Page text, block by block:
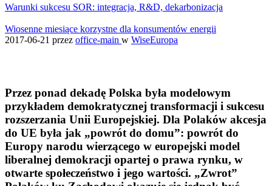
Warunki sukcesu SOR: integracja, R&D, dekarbonizacja
Wiosenne miesiące korzystne dla konsumentów energii
2017-06-21 przez office-main w WiseEuropa
Przez ponad dekadę Polska była modelowym
przykładem demokratycznej transformacji i sukcesu
rozszerzania Unii Europejskiej. Dla Polaków akcesja
do UE była jak „powrót do domu”: powrót do
Europy narodu wierzącego w europejski model
liberalnej demokracji opartej o prawa rynku, w
otwarte społeczeństwo i jego wartości. „Zwrot”